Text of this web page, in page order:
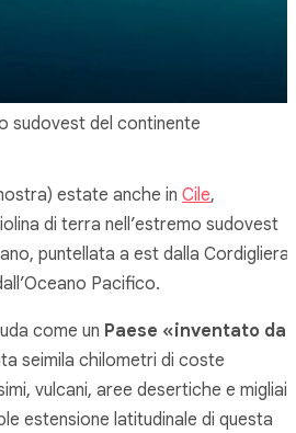
sudovest del continente
estate anche in Cile,
di terra nell’estremo sudovest
puntellata a est dalla Cordigliera
Pacifico.
come un Paese «inventato da
seimila chilometri di coste
vulcani, aree desertiche e migliaia
estensione latitudinale di questa